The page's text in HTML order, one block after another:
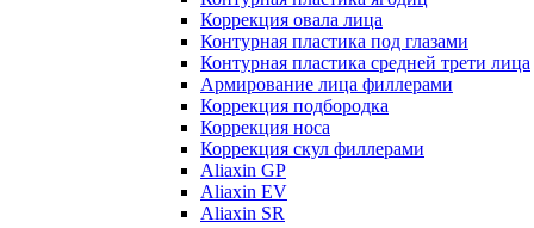
Коррекция овала лица
Контурная пластика под глазами
Контурная пластика средней трети лица
Армирование лица филлерами
Коррекция подбородка
Коррекция носа
Коррекция скул филлерами
Aliaxin GP
Aliaxin EV
Aliaxin SR